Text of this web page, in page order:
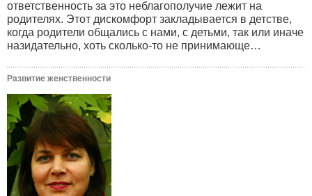
ответственность за это неблагополучие лежит на
родителях. Этот дискомфорт закладывается в детстве,
когда родители общались с нами, с детьми, так или иначе
назидательно, хоть сколько-то не принимающе…
Развитие женственности